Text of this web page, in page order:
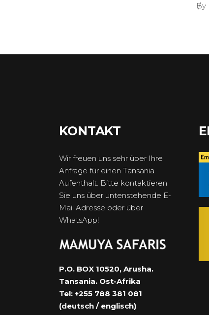
By
KONTAKT
Wir freuen uns sehr über Ihre
Anfrage für einen Tansania
Aufenthalt. Bitte kontaktieren
Sie uns über untenstehende E-
Mail Adresse oder über
WhatsApp!
P.O. BOX 10520, Arusha.
Tansania. Ost-Afrika
Tel: +255 788 381 081
(deutsch / englisch)